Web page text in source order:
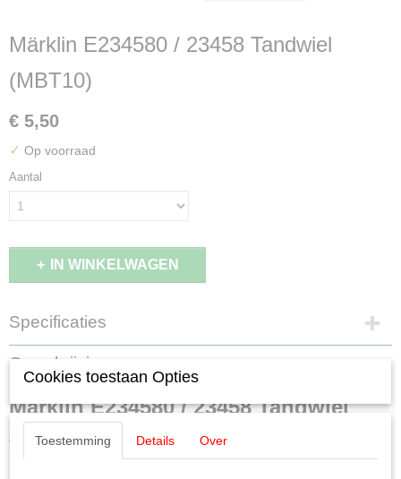
Märklin E234580 / 23458 Tandwiel
(MBT10)
€ 5,50
✓ Op voorraad
Aantal
IN WINKELWAGEN
Specificaties
Productcode leverancier
E 234580
H0 (1:87)
Staat
Omschrijving
Märklin E234580 / 23458 Tandwiel
Z = 8
Cookies toestaan Opties
Toestemming Details Over